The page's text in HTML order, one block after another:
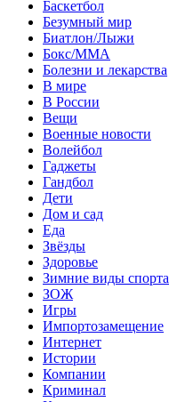
Баскетбол
Безумный мир
Биатлон/Лыжи
Бокс/MMA
Болезни и лекарства
В мире
В России
Вещи
Военные новости
Волейбол
Гаджеты
Гандбол
Дети
Дом и сад
Еда
Звёзды
Здоровье
Зимние виды спорта
ЗОЖ
Игры
Импортозамещение
Интернет
Истории
Компании
Криминал